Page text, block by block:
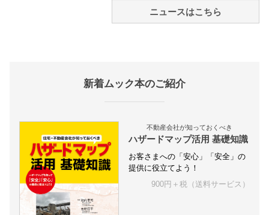
ニュースはこちら
新着ムック本のご紹介
不動産会社が知っておくべき
ハザードマップ活用 基礎知識
お客さまへの「安心」「安全」の
提供に役立てよう！
900円＋税（送料サービス）